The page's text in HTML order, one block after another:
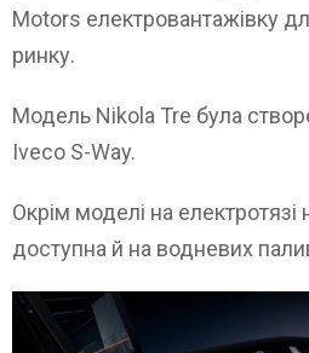
Motors електровантажівку
ринку.
Модель Nikola Tre була
Iveco S-Way.
Окрім моделі на
доступна й на водневих